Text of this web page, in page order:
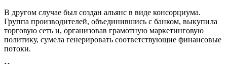
В другом случае был создан альянс в виде консорциума.
Группа производителей, объединившись с банком, выкупила
торговую сеть и, организовав грамотную маркетинговую
политику, сумела генерировать соответствующие финансовые
потоки.